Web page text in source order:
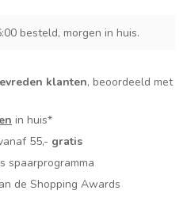
besteld, morgen in huis.
klanten, beoordeeld met
in huis*
55,- gratis
spaarprogramma
de Shopping Awards